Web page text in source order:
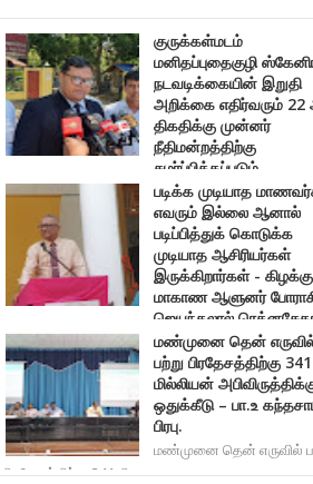
குருக்கள்மடம்
மனிதப்புதைகுழி
நடவடிக்கையின் இறுதி
அறிக்கை எதிர்வரும்
திகதிக்கு முன்னர்
நீதிமன்றத்திற்கு
சமர்ப்பிக்கப்படும்.
குருக்கள்மடம் மனிதப்புதைகுழி ஸ்கேனிங்
படிக்க முடியாத
எவரும் இல்லை ஆனால்
படிப்பித்துக் கொடுக்க
முடியாத ஆசிரியர்கள்
இருக்கிறார்கள் - கிழக்கு
மாகாண ஆளுனர்
ஜெயந்தலால்
படிக்க முடியாத மாணவர்கள் எவரும் இல்லை ஆனால்
மண்முனை தென்
பற்று பிரதேசத்திற்கு 341
மில்லியன்
ஒதுக்கீடு – பா.உ
பிரபு.
மண்முனை தென் எருவில்
பிரதேசத்திற்கு 341 மில